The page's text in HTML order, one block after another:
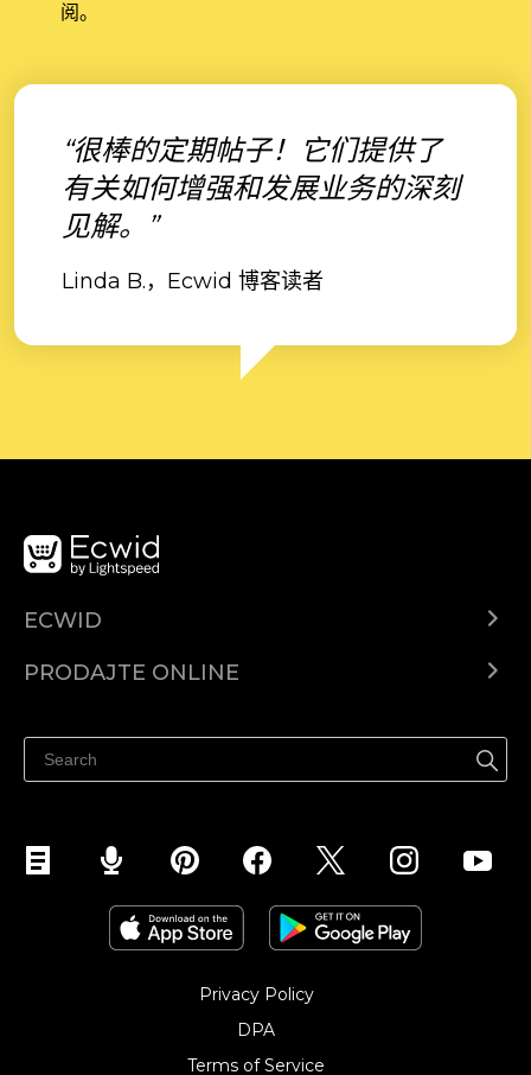
阅。
“很棒的定期帖子！它们提供了
有关如何增强和发展业务的深刻
见解。”
Linda B.，Ecwid 博客读者
ECWID
PRODAJTE ONLINE
Privacy Policy
DPA
Terms of Service